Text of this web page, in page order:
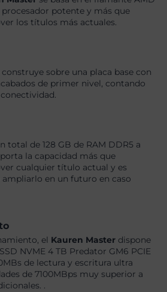
procesador potente y más que
los títulos más actuales.
sobre una placa base con
de primer nivel, contando
total de 128 GB de RAM DDR5 a
la capacidad más que
cualquier título actual y es
en un futuro en caso
el Kauren Master dispone
NVME 4 TB Predator GM6 PCIE
de lectura y escritura ultra
de 7100MBps muy superior a
.